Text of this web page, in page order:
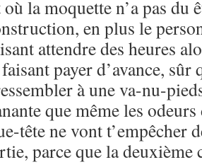
la moquette n’a pas du
en plus le
attendre des heures
payer d’avance, sûr
à une va-nu-
que même les
tête ne vont
parce que la deuxième